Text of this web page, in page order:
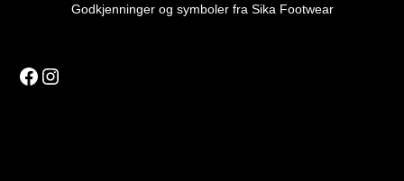
Godkjenninger og symboler fra Sika Footwear
Facebook
Instagram